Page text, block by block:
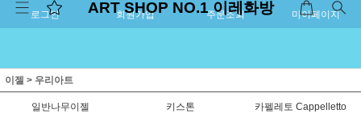
로그인 회원가입 주문조회 마이페이지
ART SHOP NO.1 이레화방
이젤 > 우리아트
일반나무이젤 키스톤 카펠레토 Cappelletto